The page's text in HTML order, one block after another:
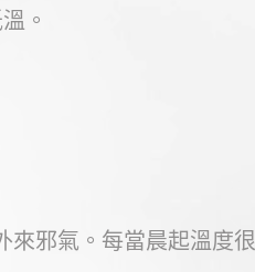
。
來邪氣。每當晨起溫度很